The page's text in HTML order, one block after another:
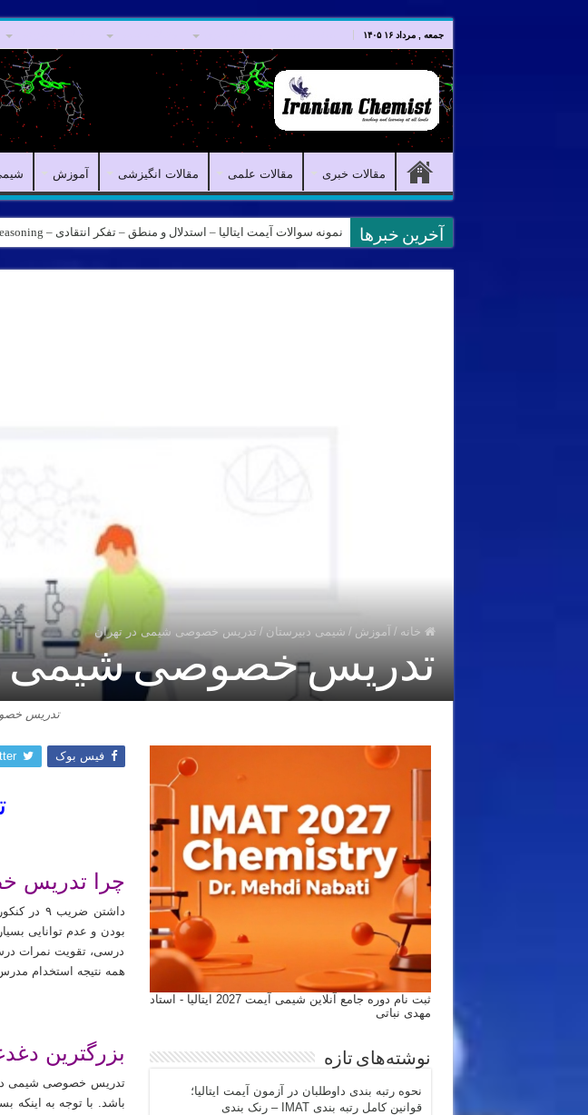
جمعه , مرداد ۱۶ ۱۴۰۵
مقالات خبری مقالات علمی مقالات انگیزشی آموزش
آخرین خبرها نمونه سوالات آیمت ایتالیا – استدلال و منطق – تفکر انتقادی – Logical reasoning – پارت ۸
خانه / آموزش / شیمی دبیرستان / تدریس خصوصی شیمی در تهران
تدریس خصوصی شیمی
تدریس
فیس بوک
چرا تدریس
داشتن
بودن و عدم توانایی
درسی، تقویت نمرات
همه نتیجه استخدام
بزرگترین
تدریس خصوصی شیمی در
باشد. با توجه به اینکه
ثبت نام دوره جامع آنلاین شیمی آیمت 2027 ایتالیا - استاد
مهدی نباتی
نوشته‌های تازه
نحوه رتبه بندی داوطلبان در آزمون آیمت ایتالیا؛
قوانین کامل رتبه بندی IMAT – رنک بندی